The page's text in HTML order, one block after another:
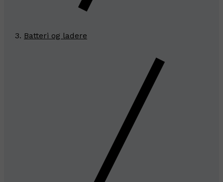
Batteri og ladere